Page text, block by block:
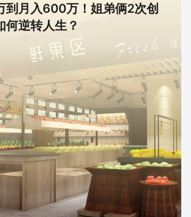
到月入600万！姐弟俩2次创
何逆转人生？